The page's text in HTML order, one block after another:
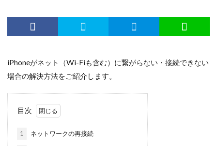
iPhoneがネット（Wi-Fiも含む）に繋がらない・接続できない
場合の解決方法をご紹介します。
目次
1 ネットワークの再接続